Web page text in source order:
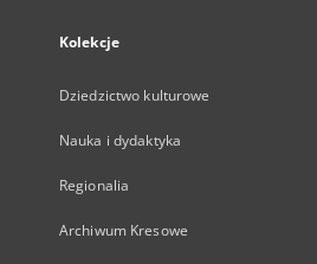
Kolekcje
Dziedzictwo kulturowe
Nauka i dydaktyka
Regionalia
Archiwum Kresowe